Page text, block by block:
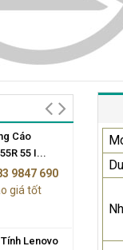
Cáo
55 I...
9847 690
giá tốt
Lenovo